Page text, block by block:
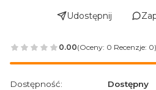
Udostępnij
0.00(Oceny: 0 Recenzje: 0)
Przejdź do sekcji
Dostępność:
Dostępny